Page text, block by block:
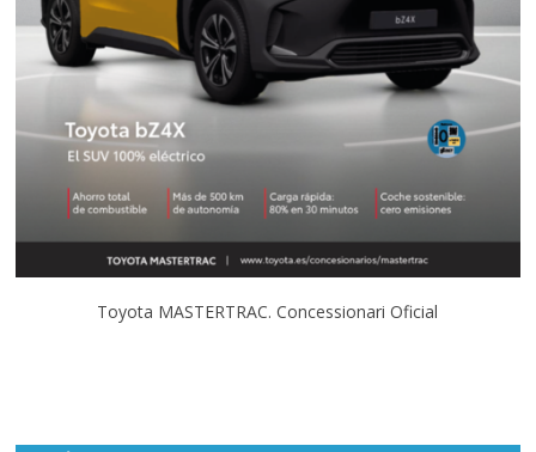
Toyota MASTERTRAC. Concessionari Oficial